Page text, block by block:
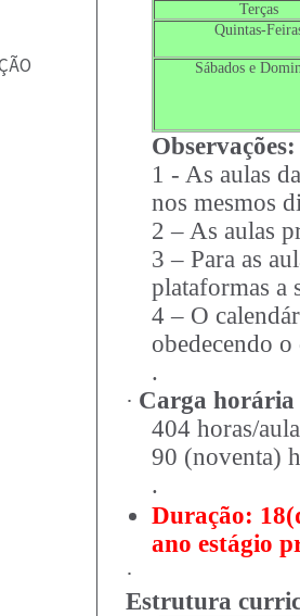
Terças
Quintas-
Sábados e
Observações:
1 - As aulas
nos mesmos
2 – As aulas
3 – Para as
plataformas a
4 – O
obedecendo
.
· Carga
404 horas/
90 (noventa)
.
Duração:
ano estágio
·
Estrutura